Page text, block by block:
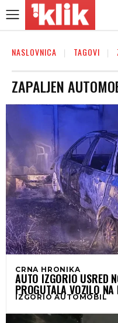
NASLOVNICA TAGOVI
ZAPALJEN
CRNA HRONIKA
AUTO IZGORIO USRED
PROGUTALA VOZILO
IZGORIO AUTOMOBIL